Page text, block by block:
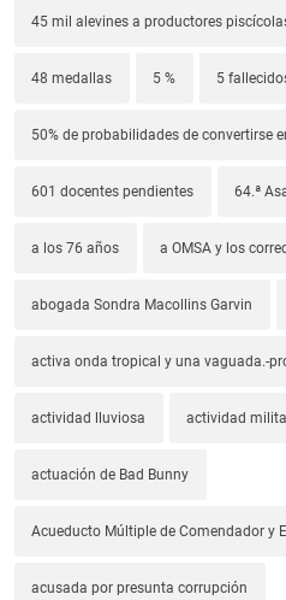
45 mil alevines a productores
48 medallas 5 % 5
50% de probabilidades de convertirse
601 docentes pendientes 64.ª
a los 76 años a OMSA y los
abogada Sondra Macollins Garvin
activa onda tropical y una vaguada.-
actividad lluviosa actividad
actuación de Bad Bunny
Acueducto Múltiple de Comendador y
acusada por presunta corrupción